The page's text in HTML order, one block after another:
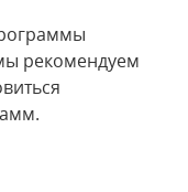
рекомендуем